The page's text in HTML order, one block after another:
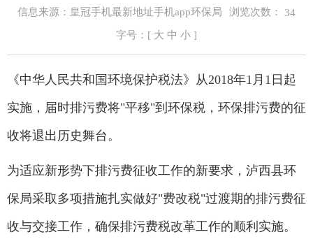
信息来源：皇冠手机最新地址手机app环保局 浏览次数： 34
字号：[ 大 中 小 ]
《中华人民共和国环境保护税法》从2018年1月1日起
实施，届时排污费将"平移"到环保税，环保排污费的征
收将退出历史舞台。
为适应新形势下排污费征收工作的新要求，泸西县环
保局采取多项措施扎实做好"费改税"过渡期的排污费征
收与交接工作，确保排污费税改革工作的顺利实施。